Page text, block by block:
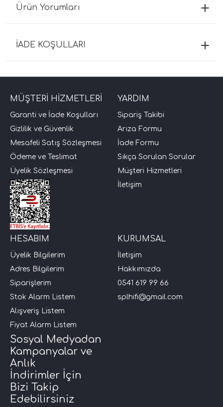
Ürün Yorumları
İADE KOŞULLARI
MÜŞTERİ HİZMETLERİ
Garanti ve İade Koşulları
Gizlilik ve Güvenlik
Mesafeli Satış Sözleşmesi
Ödeme ve Teslimat
Üyelik Sözleşmesi
YARDIM
Sipariş Takibi
Arıza Formu
İade Formu
Sıkça Sorulan Sorular
Müşteri Hizmetleri
İletişim
HESABIM
Üyelik Bilgilerim
Adres Bilgilerim
Siparişlerim
Stok Alarm Listem
Alışveriş Listem
Fiyat Alarm Listem
KURUMSAL
İletişim
Hakkımızda
0541 619 99 66
splhifi@gmail.com
Sosyal Medyadan
Kampanyalar ve
Anlık
İndirimler İçin
Bizi Takip
Edebilirsiniz